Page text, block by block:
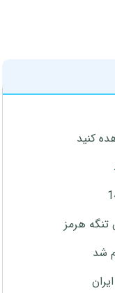
کنید
هرمز
شد